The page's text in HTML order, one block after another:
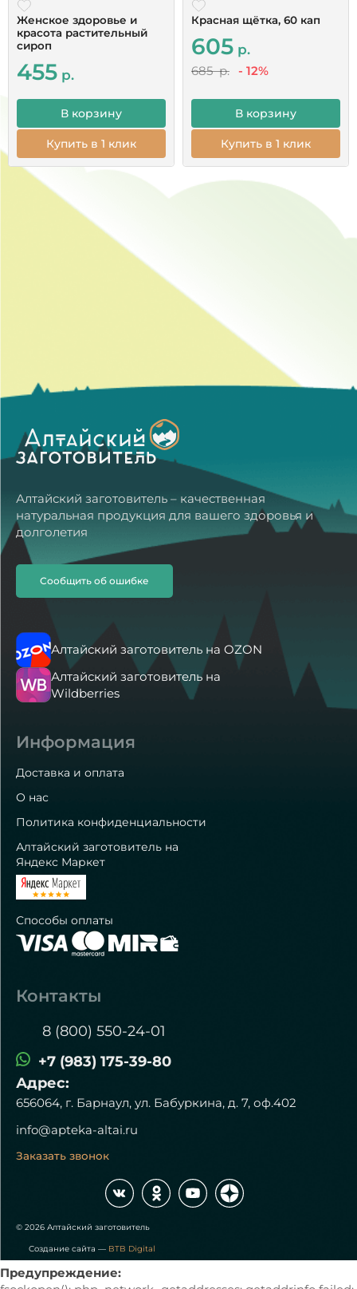
Женское здоровье и
красота растительный
сироп
455р.
В корзину
Купить в 1 клик
Красная щётка, 60 кап
605р.
685 р. - 12%
В корзину
Купить в 1 клик
Алтайский заготовитель – качественная
натуральная продукция для вашего здоровья и
долголетия
Сообщить об ошибке
Алтайский заготовитель на OZON
Алтайский заготовитель на
Wildberries
Информация
Доставка и оплата
О нас
Политика конфиденциальности
Алтайский заготовитель на
Яндекс Маркет
Способы оплаты
Контакты
8 (800) 550-24-01
+7 (983) 175-39-80
Адрес:
656064, г. Барнаул, ул. Бабуркина, д. 7, оф.402
info@apteka-altai.ru
Заказать звонок
© 2026 Алтайский заготовитель
Создание сайта — BTB Digital
Предупреждение: